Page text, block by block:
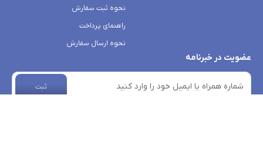
نحوه ثبت سفارش
راهنمای پرداخت
نحوه ارسال سفارش
عضویت در خبرنامه
ثبت